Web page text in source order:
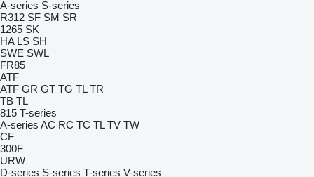
A-series S-series
R312 SF SM SR
1265 SK
HA LS SH
SWE SWL
FR85
ATF
ATF GR GT TG TL TR
TB TL
815 T-series
A-series AC RC TC TL TV TW
CF
300F
URW
D-series S-series T-series V-series